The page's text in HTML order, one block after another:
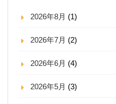
2026年8月 (1)
2026年7月 (2)
2026年6月 (4)
2026年5月 (3)